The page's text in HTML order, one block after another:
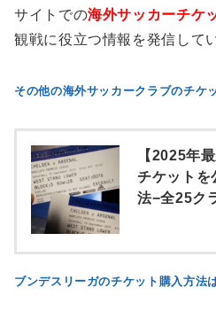
サイトでの海外サッカーチケ
観戦に役立つ情報を発信して
その他の海外サッカークラブのチケ
【2025年
チケットを
法−全25ク
ブンデスリーガのチケット購入方法